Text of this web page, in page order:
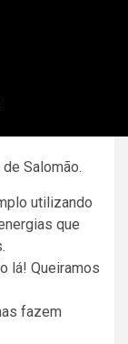
Salomão.
utilizando
que
lá! Queiramos
fazem